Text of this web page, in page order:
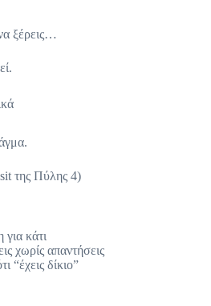
ξέρεις…
της Πύλης 4)
για κάτι
χωρίς απαντήσεις
“έχεις δίκιο”